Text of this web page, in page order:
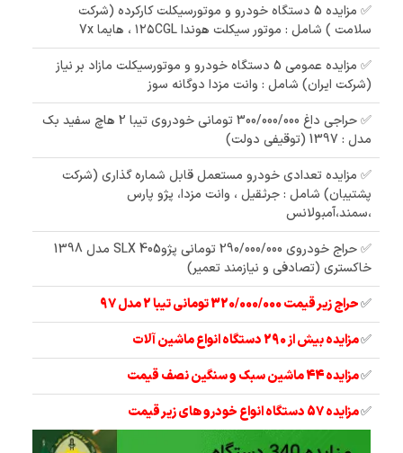
✅ مزایده 5 دستگاه خودرو و موتورسیکلت کارکرده (شرکت
سلامت ) شامل : موتور سیکلت هوندا ۱۲۵CGL ، هایما 7x
✅ مزایده عمومی 5 دستگاه خودرو و موتورسیکلت مازاد بر نیاز
(شرکت ایران) شامل : وانت مزدا دوگانه سوز
✅ حراجی داغ 300/000/000 تومانی خودروی تیبا 2 هاچ سفید بک
مدل : 1397 (توقیفی دولت)
✅ مزایده تعدادی خودرو مستعمل قابل شماره گذاری (شرکت
پشتیبان) شامل : جرثقیل ، وانت مزدا، پژو پارس
،سمند،آمبولانس
✅ حراج خودروی 290/000/000 تومانی پژوSLX 405 مدل 1398
خاکستری (تصادفی و نیازمند تعمیر)
✅حراج زیر قیمت 320/000/000 تومانی تیبا 2 مدل 97
✅مزایده بیش از 290 دستگاه انواع ماشین آلات
✅مزایده 44 ماشین سبک و سنگین نصف قیمت
✅مزایده 57 دستگاه انواع خودرو های زیر قیمت